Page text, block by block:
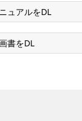
ュアルをDL
書をDL